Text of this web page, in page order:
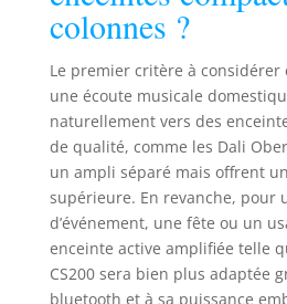
port USB pour lire vos
entrée auxiliaire pour
Quotidien] - Profitez d'un
agréable pour votre salon,
système 2.0 avec une
claire et bien définie, idéale
musique à un volume
[Design Élégant et Compact]
et esthétique. Avec son
cette tour multimédia
votre intérieur sans
design sobre et moderne en
de décoration qui sonorise
[Fonctionnalités Pratiques
vous la vie avec des
équipée d'un affichage LED
colonnes ?
Le premier critère à considérer
une écoute musicale
naturellement vers des
de qualité, comme les Dali
un ampli séparé mais offrent
supérieure. En revanche, pour
d’événement, une fête ou un
enceinte active amplifiée telle
CS200 sera bien plus adaptée
bluetooth et à sa puissance